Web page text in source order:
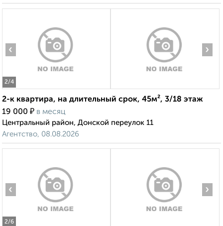
2/4
‹ ›
2-к квартира, на длительный срок, 45м², 3/18 этаж
19 000 ₽ в месяц
Центральный район, Донской переулок 11
Агентство, 08.08.2026
2/6
‹ ›